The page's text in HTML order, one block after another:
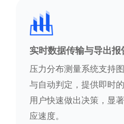
实时数据传输与导出报
压力分布测量系统支持
与自动判定，提供即时
用户快速做出决策，显
应速度。